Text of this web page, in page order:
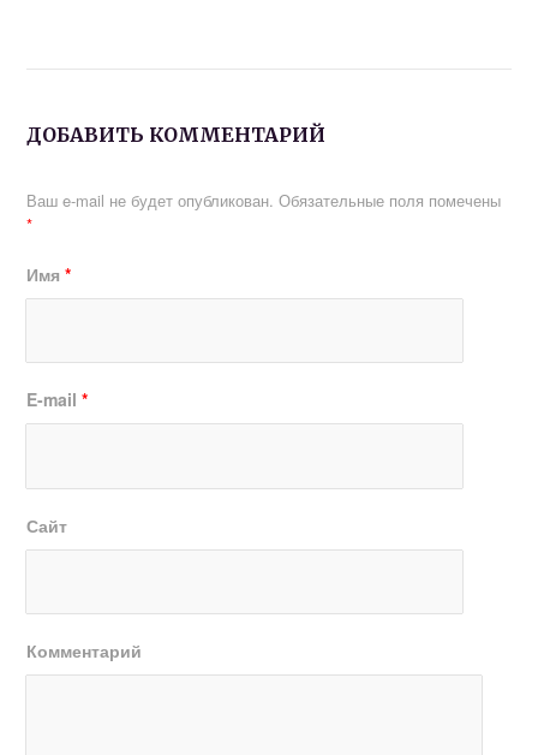
ДОБАВИТЬ КОММЕНТАРИЙ
Ваш e-mail не будет опубликован. Обязательные поля помечены
*
Имя*
E-mail*
Сайт
Комментарий